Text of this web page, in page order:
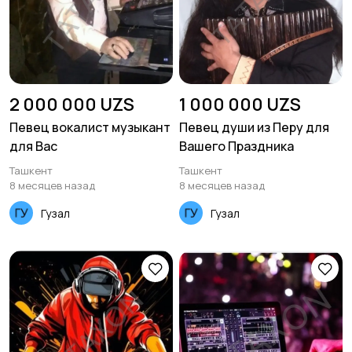
2 000 000 UZS
Певец вокалист музыкант
для Вас
Ташкент
8 месяцев назад
Гузал
1 000 000 UZS
Певец души из Перу для
Вашего Праздника
Ташкент
8 месяцев назад
Гузал